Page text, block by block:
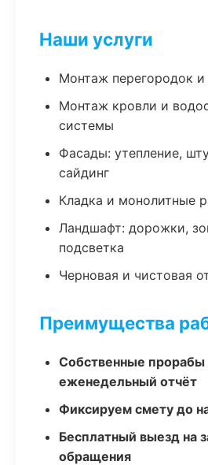
Наши услуги
Монтаж перегородок и
Монтаж кровли и
системы
Фасады: утепление,
сайдинг
Кладка и монолитные
Ландшафт: дорожки,
подсветка
Черновая и чистовая
Преимущества
Собственные прорабы
еженедельный отчёт
Фиксируем смету до
Бесплатный выезд на
обращения